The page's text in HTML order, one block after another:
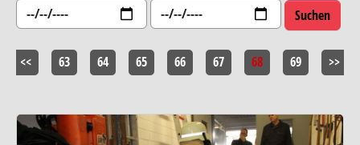
<< 63 64 65 66 67 68 69 >>